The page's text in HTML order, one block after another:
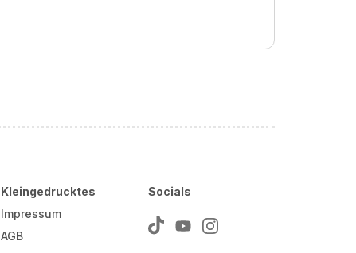
Kleingedrucktes
Impressum
AGB
Socials